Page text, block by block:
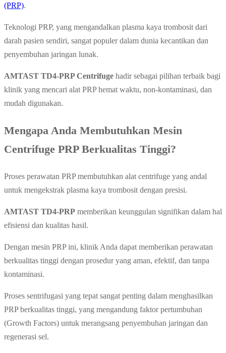
(PRP).
Teknologi PRP, yang mengandalkan plasma kaya trombosit dari
darah pasien sendiri, sangat populer dalam dunia kecantikan dan
penyembuhan jaringan lunak.
AMTAST TD4-PRP Centrifuge hadir sebagai pilihan terbaik bagi
klinik yang mencari alat PRP hemat waktu, non-kontaminasi, dan
mudah digunakan.
Mengapa Anda Membutuhkan Mesin
Centrifuge PRP Berkualitas Tinggi?
Proses perawatan PRP membutuhkan alat centrifuge yang andal
untuk mengekstrak plasma kaya trombosit dengan presisi.
AMTAST TD4-PRP memberikan keunggulan signifikan dalam hal
efisiensi dan kualitas hasil.
Dengan mesin PRP ini, klinik Anda dapat memberikan perawatan
berkualitas tinggi dengan prosedur yang aman, efektif, dan tanpa
kontaminasi.
Proses sentrifugasi yang tepat sangat penting dalam menghasilkan
PRP berkualitas tinggi, yang mengandung faktor pertumbuhan
(Growth Factors) untuk merangsang penyembuhan jaringan dan
regenerasi sel.